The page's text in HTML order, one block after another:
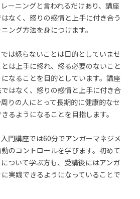
ーニングと言われるだけあり、講座
なく、怒りの感情と上手に付き合う
ング方法を身につけます。
は怒らないことは目的としていませ
は上手に怒れ、怒る必要のないこと
なることを目的としています。講座
はなく、怒りの感情と上手に付き合
りの人にとって長期的に健康的なセ
るようになることを目指します。
門講座では60分でアンガーマネジメ
のコントロールを学びます。初めて
ついて学ぶ方も、受講後にはアンガ
実践できるようになっていることで